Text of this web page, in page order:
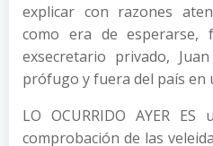
explicar con razones
como era de
exsecretario privado,
prófugo y fuera del país en
LO OCURRIDO AYER
comprobación de las